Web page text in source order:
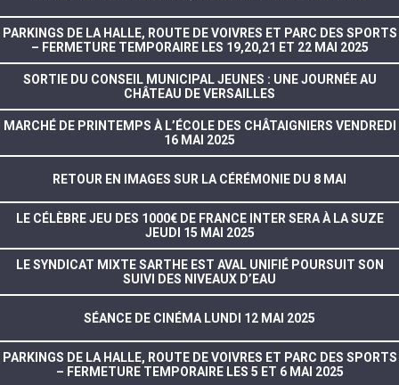
PARKINGS DE LA HALLE, ROUTE DE VOIVRES ET PARC DES SPORTS
– FERMETURE TEMPORAIRE LES 19,20,21 ET 22 MAI 2025
SORTIE DU CONSEIL MUNICIPAL JEUNES : UNE JOURNÉE AU
CHÂTEAU DE VERSAILLES
MARCHÉ DE PRINTEMPS À L’ÉCOLE DES CHÂTAIGNIERS VENDREDI
16 MAI 2025
RETOUR EN IMAGES SUR LA CÉRÉMONIE DU 8 MAI
LE CÉLÈBRE JEU DES 1000€ DE FRANCE INTER SERA À LA SUZE
JEUDI 15 MAI 2025
LE SYNDICAT MIXTE SARTHE EST AVAL UNIFIÉ POURSUIT SON
SUIVI DES NIVEAUX D’EAU
SÉANCE DE CINÉMA LUNDI 12 MAI 2025
PARKINGS DE LA HALLE, ROUTE DE VOIVRES ET PARC DES SPORTS
– FERMETURE TEMPORAIRE LES 5 ET 6 MAI 2025